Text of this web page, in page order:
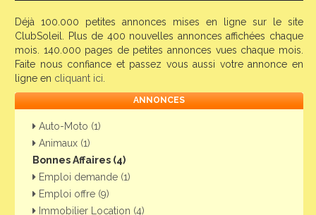
Déjà 100.000 petites annonces mises en ligne sur le site
ClubSoleil. Plus de 400 nouvelles annonces affichées chaque
mois. 140.000 pages de petites annonces vues chaque mois.
Faite nous confiance et passez vous aussi votre annonce en
ligne en cliquant ici
ANNONCES
Auto-Moto (1)
Animaux (1)
Bonnes Affaires (4)
Emploi demande (1)
Emploi offre (9)
Immobilier Location (4)